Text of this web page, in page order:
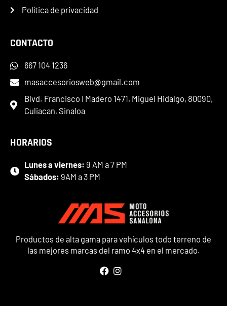
Productos de alta gama para vehículos todo terreno de
las mejores marcas del ramo 4x4 en el mercado.
Política de privacidad
CONTACTO
667 104 1236
masaccesoriosweb@gmail.com
Blvd. Francisco I Madero 1471, Miguel Hidalgo, 80090,
Culiacan, Sinaloa
HORARIOS
Lunes a viernes: 9 AM a 7 PM
Sábados: 9AM a 3 PM